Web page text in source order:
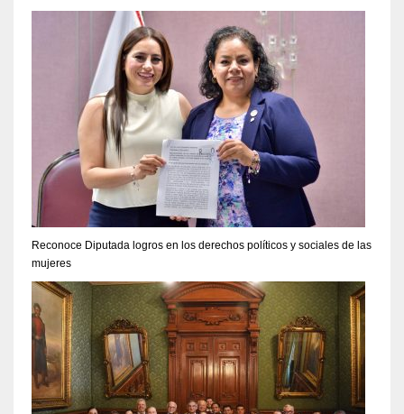
Reconoce Diputada logros en los derechos políticos y sociales de las
mujeres